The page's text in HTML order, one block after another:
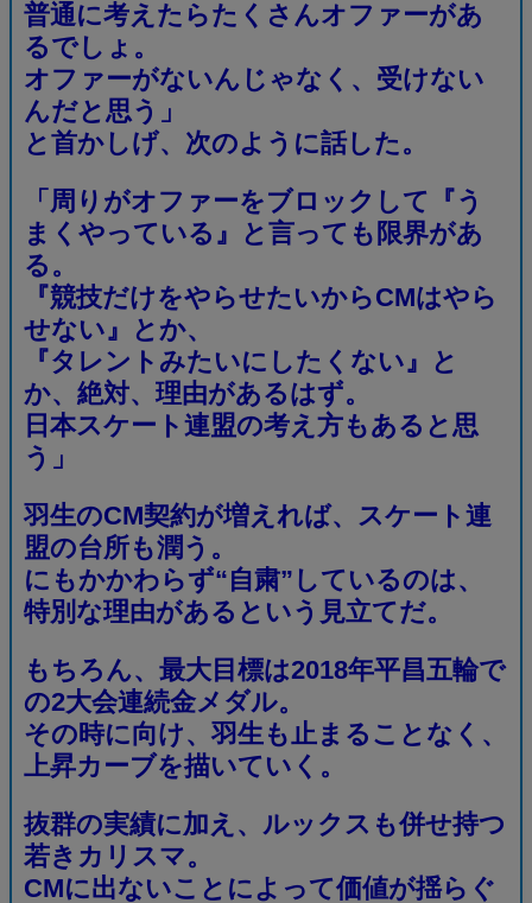
普通に考えたらたくさんオファーがあ
るでしょ。
オファーがないんじゃなく、受けない
んだと思う」
と首かしげ、次のように話した。
「周りがオファーをブロックして『う
まくやっている』と言っても限界があ
る。
『競技だけをやらせたいからCMはやら
せない』とか、
『タレントみたいにしたくない』と
か、絶対、理由があるはず。
日本スケート連盟の考え方もあると思
う」
羽生のCM契約が増えれば、スケート連
盟の台所も潤う。
にもかかわらず“自粛”しているのは、
特別な理由があるという見立てだ。
もちろん、最大目標は2018年平昌五輪で
の2大会連続金メダル。
その時に向け、羽生も止まることなく、
上昇カーブを描いていく。
抜群の実績に加え、ルックスも併せ持つ
若きカリスマ。
CMに出ないことによって価値が揺らぐ